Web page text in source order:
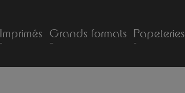
Imprimés Grands formats Papeteries